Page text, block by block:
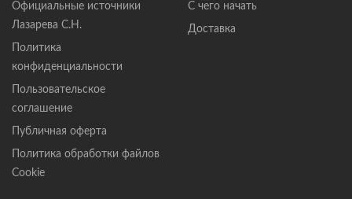
Официальные источники
Лазарева С.Н.
Политика
конфиденциальности
Пользовательское
соглашение
Публичная оферта
Политика обработки файлов
Cookie
С чего начать
Доставка